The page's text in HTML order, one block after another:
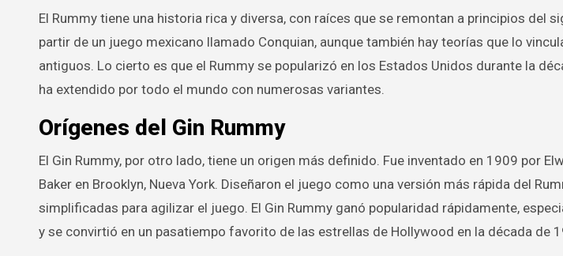
El Rummy tiene una historia rica y diversa, con raíces que se remontan a principios del
partir de un juego mexicano llamado Conquian, aunque también hay teorías que lo
antiguos. Lo cierto es que el Rummy se popularizó en los Estados Unidos durante la
ha extendido por todo el mundo con numerosas variantes.
Orígenes del Gin Rummy
El Gin Rummy, por otro lado, tiene un origen más definido. Fue inventado en 1909 por
Baker en Brooklyn, Nueva York. Diseñaron el juego como una versión más rápida del
simplificadas para agilizar el juego. El Gin Rummy ganó popularidad rápidamente,
y se convirtió en un pasatiempo favorito de las estrellas de Hollywood en la década de